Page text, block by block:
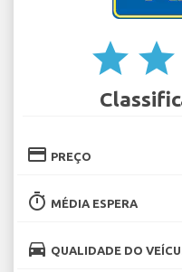
star star
credit_card PREÇO
timer MÉDIA ESPERA
directions_car QUALIDADE DO